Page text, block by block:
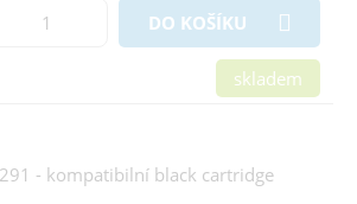
DO KOŠÍKU
skladem